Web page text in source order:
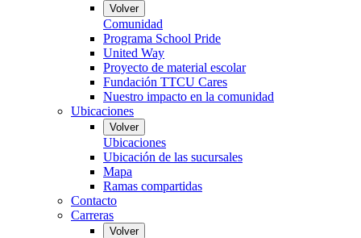
Volver
Comunidad
Programa School Pride
United Way
Proyecto de material escolar
Fundación TTCU Cares
Nuestro impacto en la comunidad
Ubicaciones
Volver
Ubicaciones
Ubicación de las sucursales
Mapa
Ramas compartidas
Contacto
Carreras
Volver